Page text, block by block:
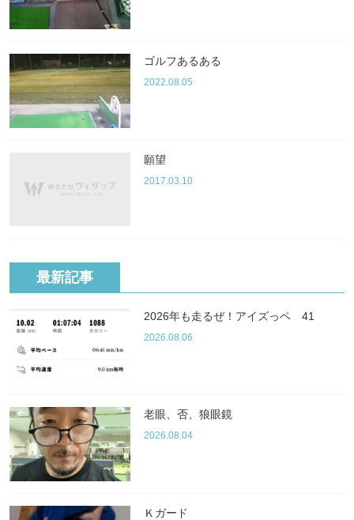
ゴルフあるある
2022.08.05
願望
2017.03.10
最新記事
2026年も走るぜ！アイズっペ 41
2026.08.06
老眼、否、狼眼鏡
2026.08.04
Ｋガード